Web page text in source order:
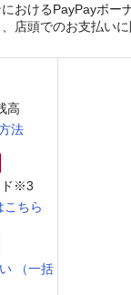
おけるPayPayボー
店頭でのお支払い
高
法
ド※3
こちら
（一括